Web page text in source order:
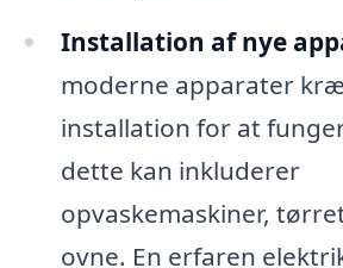
Installation af nye
moderne apparater
installation for at
dette kan inkluderer
opvaskemaskiner,
ovne. En erfaren